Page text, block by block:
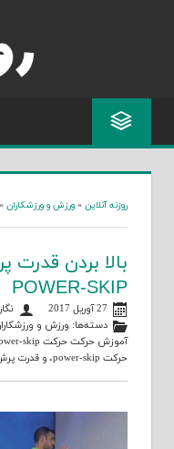
روزنه آنلاین » ورزش و ورزشکاران »
بالا بردن قدرت
POWER-SKIP
27 آوریل 2017
دسته‌ها: ورزش و
آموزش حرکت حرکت power-skip
حرکت power-skip
، و قدرت